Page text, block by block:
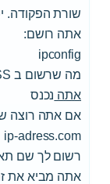
שורת הפקודה.
אתה רושם:
ipconfig
מה שרשום ב IP ADRESS זה ה IP של השרת שדרכו
אתה נכנס
אם אתה רוצה
ip-adress.com
רשום לך שם
אתה מביא את